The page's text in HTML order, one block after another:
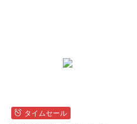
タイムセール